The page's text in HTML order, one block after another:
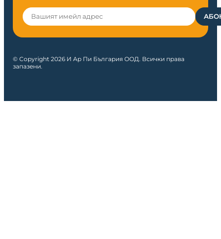
© Copyright 2026 И Ар Пи България ООД. Всички права
запазени.